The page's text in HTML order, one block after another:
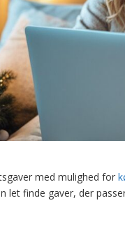
med mulighed for
let finde gaver, der